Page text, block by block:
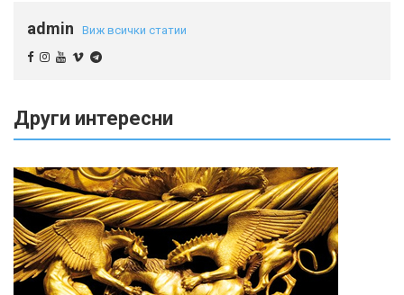
admin Виж всички статии
Други интересни